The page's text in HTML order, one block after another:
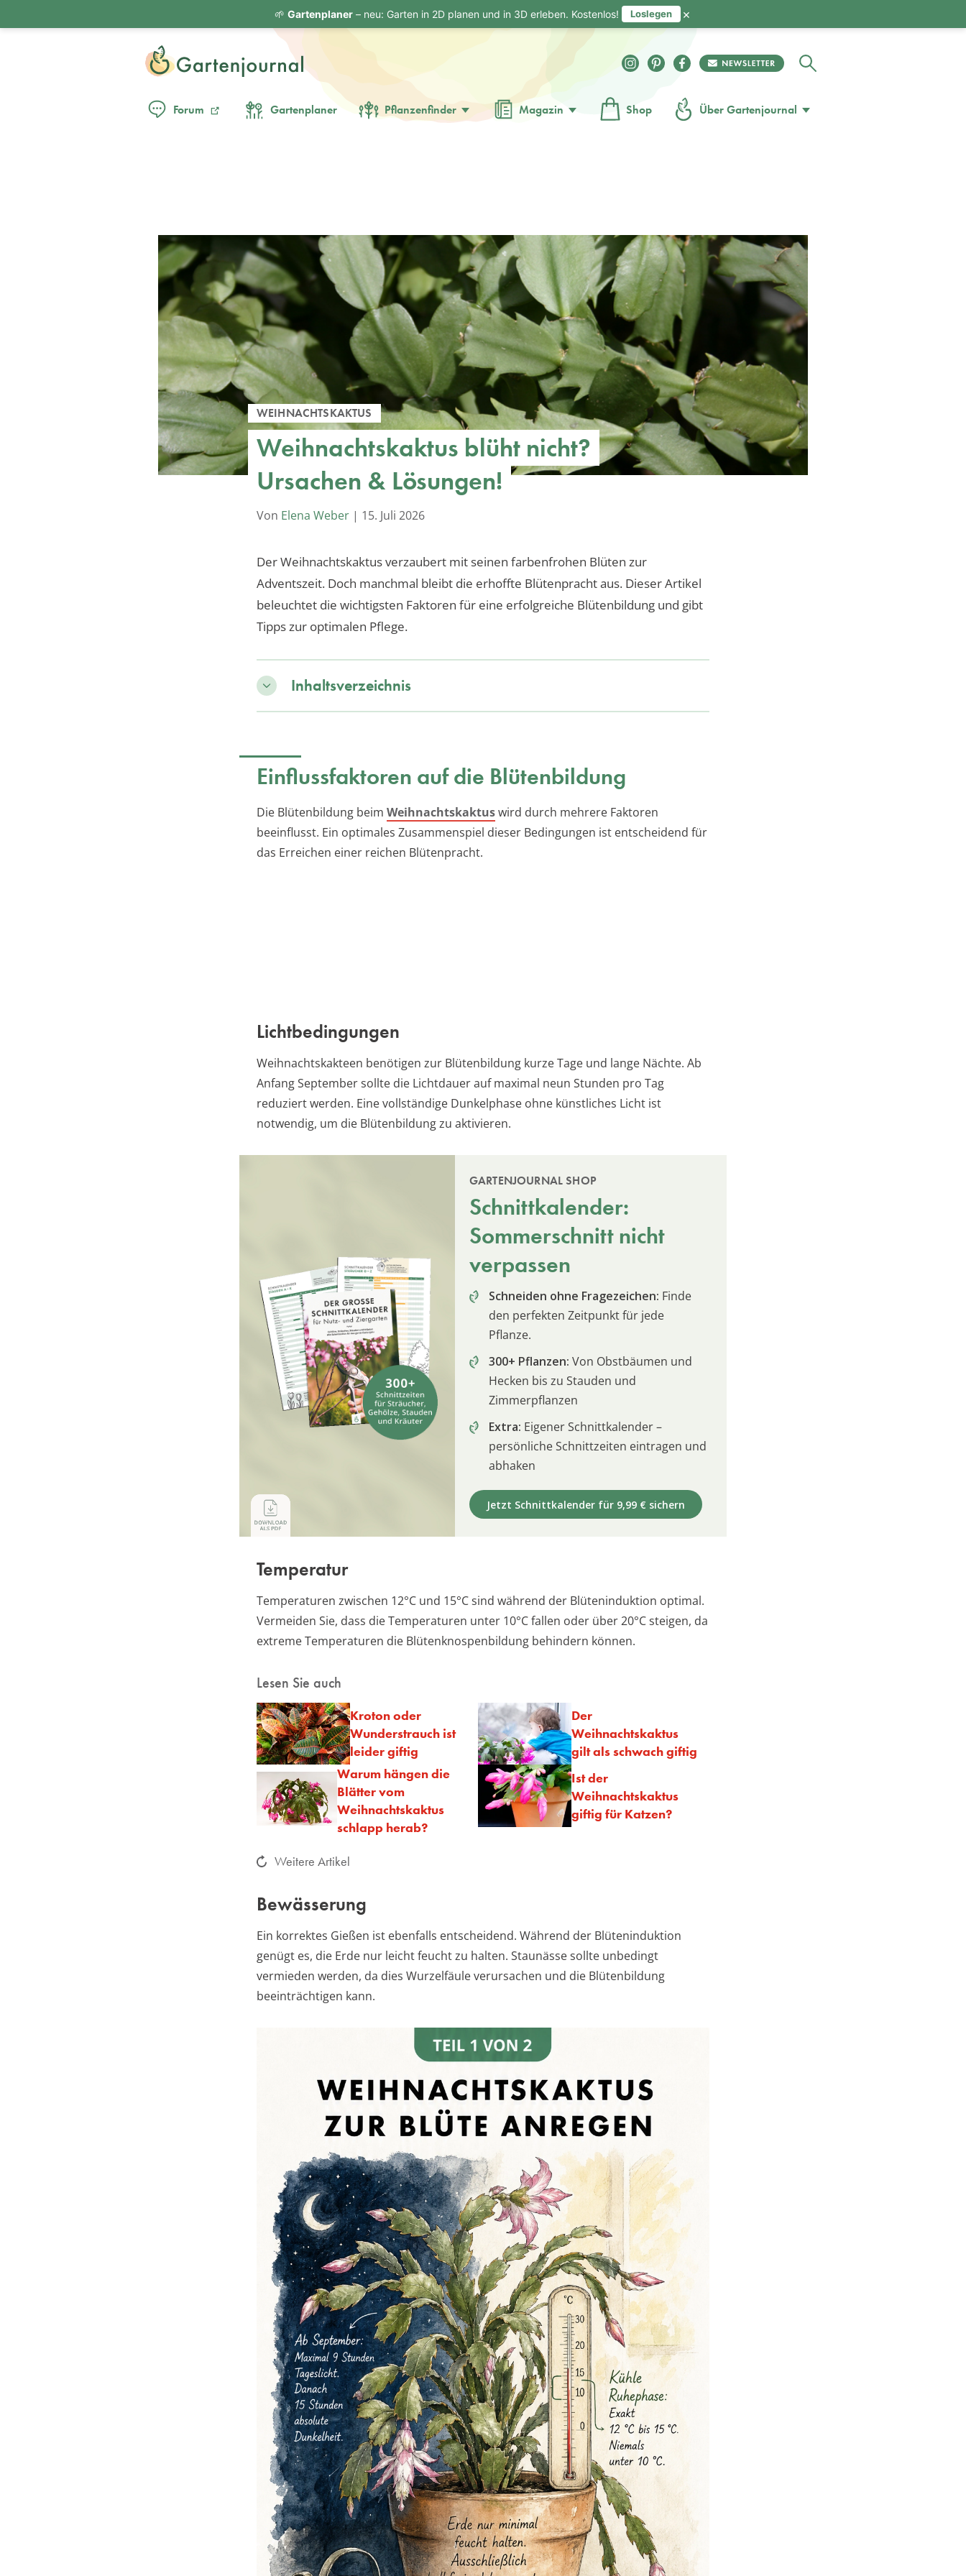
Forum Gartenplaner Pflanzenfinder Magazin Shop Über Gartenjournal
WEIHNACHTSKAKTUS
Weihnachtskaktus blüht nicht?
Ursachen & Lösungen!
Von Elena Weber | 15. Juli 2026
Der Weihnachtskaktus verzaubert mit seinen farbenfrohen Blüten zur
Adventszeit. Doch manchmal bleibt die erhoffte Blütenpracht aus. Dieser Artikel
beleuchtet die wichtigsten Faktoren für eine erfolgreiche Blütenbildung und gibt
Tipps zur optimalen Pflege.
Inhaltsverzeichnis
Einflussfaktoren auf die Blütenbildung
Die Blütenbildung beim Weihnachtskaktuswird durch mehrere Faktoren
beeinflusst. Ein optimales Zusammenspiel dieser Bedingungen ist entscheidend für
das Erreichen einer reichen Blütenpracht.
Lichtbedingungen
Weihnachtskakteen benötigen zur Blütenbildung kurze Tage und lange Nächte. Ab
Anfang September sollte die Lichtdauer auf maximal neun Stunden pro Tag
reduziert werden. Eine vollständige Dunkelphase ohne künstliches Licht ist
notwendig, um die Blütenbildung zu aktivieren.
GARTENJOURNAL SHOP
Schnittkalender:
Sommerschnitt nicht
verpassen
Schneiden ohne Fragezeichen: Finde
den perfekten Zeitpunkt für jede
Pflanze.
300+ Pflanzen: Von Obstbäumen und
Hecken bis zu Stauden und
Zimmerpflanzen
Extra: Eigener Schnittkalender –
persönliche Schnittzeiten eintragen und
abhaken
Jetzt Schnittkalender für 9,99 € sichern
Temperatur
Temperaturen zwischen 12°C und 15°C sind während der Blüteninduktion optimal.
Vermeiden Sie, dass die Temperaturen unter 10°C fallen oder über 20°C steigen, da
extreme Temperaturen die Blütenknospenbildung behindern können.
Lesen Sie auch
Kroton oder
Wunderstrauch ist
leider giftig
Der
Weihnachtskaktus
gilt als schwach giftig
Warum hängen die
Blätter vom
Weihnachtskaktus
schlapp herab?
Ist der
Weihnachtskaktus
giftig für Katzen?
Weitere Artikel
Bewässerung
Ein korrektes Gießen ist ebenfalls entscheidend. Während der Blüteninduktion
genügt es, die Erde nur leicht feucht zu halten. Staunässe sollte unbedingt
vermieden werden, da dies Wurzelfäule verursachen und die Blütenbildung
beeinträchtigen kann.
🌱 Gartenplaner– neu: Garten in 2D planen und in 3D erleben. Kostenlos! Loslegen ×